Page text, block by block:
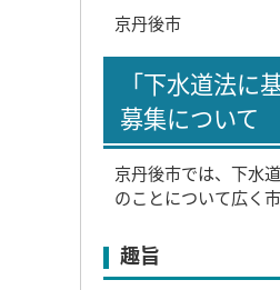
京丹後市
「下水道法
募集について
京丹後市では、下水
のことについて広く
趣旨